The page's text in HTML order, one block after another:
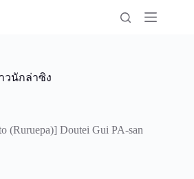
วนักล่าซิง
(Ruruepa)] Doutei Gui PA-san